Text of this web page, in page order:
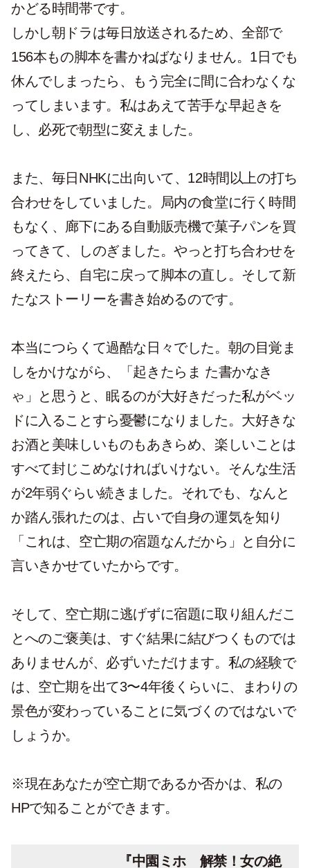
かどる時間帯です。
しかし朝ドラは毎日放送されるため、全部で
156本もの脚本を書かねばなりません。1日でも
休んでしまったら、もう完全に間に合わなくな
ってしまいます。私はあえて苦手な早起きを
し、必死で朝型に変えました。
また、毎日NHKに出向いて、12時間以上の打ち
合わせをしていました。局内の食堂に行く時間
もなく、廊下にある自動販売機で菓子パンを買
ってきて、しのぎました。やっと打ち合わせを
終えたら、自宅に戻って脚本の直し。そして新
たなストーリーを書き始めるのです。
本当につらくて過酷な日々でした。朝の目覚ま
しをかけながら、「起きたらま た書かなき
ゃ」と思うと、眠るのが大好きだった私がベッ
ドに入ることすら憂鬱になりました。大好きな
お酒と美味しいものもあきらめ、楽しいことは
すべて封じこめなければいけない。そんな生活
が2年弱ぐらい続きました。それでも、なんと
か踏ん張れたのは、占いで自身の運気を知り
「これは、空亡期の宿題なんだから」と自分に
言いきかせていたからです。
そして、空亡期に逃げずに宿題に取り組んだこ
とへのご褒美は、すぐ結果に結びつくものでは
ありませんが、必ずいただけます。私の経験で
は、空亡期を出て3〜4年後くらいに、まわりの
景色が変わっていることに気づくのではないで
しょうか。
※現在あなたが空亡期であるか否かは、私の
HPで知ることができます。
『中園ミホ 解禁！女の絶